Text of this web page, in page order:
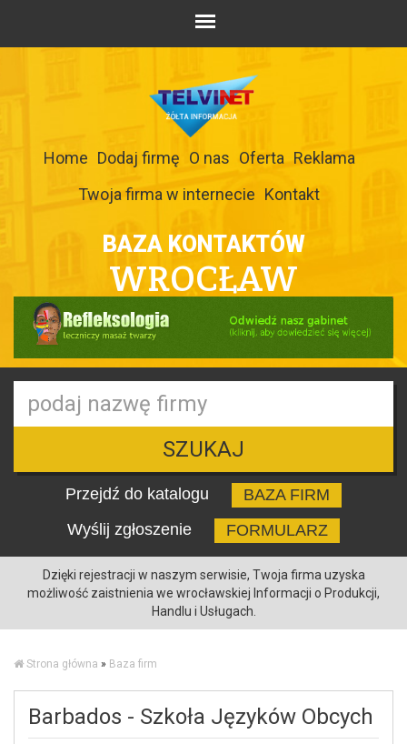
Home Dodaj firmę O nas Oferta Reklama
Twoja firma w internecie Kontakt
BAZA KONTAKTÓW
WROCŁAW
SZUKAJ
Przejdź do katalogu
BAZA FIRM
Wyślij zgłoszenie
FORMULARZ
Dzięki rejestracji w naszym serwisie, Twoja firma uzyska
możliwość zaistnienia we wrocławskiej Informacji o Produkcji,
Handlu i Usługach.
Strona główna » Baza firm
Barbados - Szkoła Języków Obcych